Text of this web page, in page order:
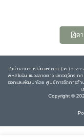
ด
สำนักงานการวิจัยแห่งชาติ (วช.) กระ
พหลโยธิน แขวงลาดยาว เขตจตุจักร
ออกและพัฒนาโดย ศูนย์การจัดการด้า
Copyright ©